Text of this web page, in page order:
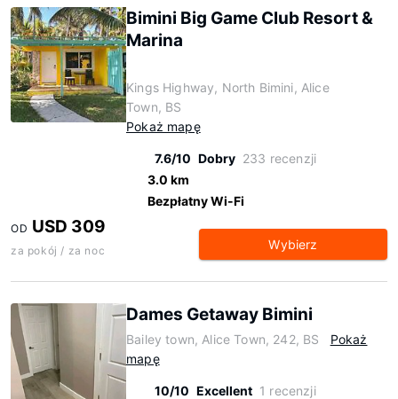
Bimini Big Game Club Resort &
Marina
Kings Highway, North Bimini, Alice
Town, BS
Pokaż mapę
7.6/10 Dobry 233 recenzji
3.0 km
Bezpłatny Wi-Fi
OD USD 309
za pokój / za noc Wybierz
Dames Getaway Bimini
Bailey town, Alice Town, 242, BS
Pokaż
mapę
10/10 Excellent 1 recenzji